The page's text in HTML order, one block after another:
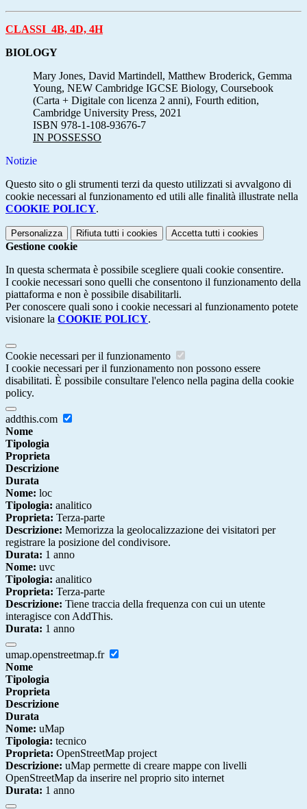
CLASSI 4B, 4D, 4H
BIOLOGY
Mary Jones, David Martindell, Matthew Broderick, Gemma
Young, NEW Cambridge IGCSE Biology, Coursebook
(Carta + Digitale con licenza 2 anni), Fourth edition,
Cambridge University Press, 2021
ISBN 978-1-108-93676-7
IN POSSESSO
Notizie
Questo sito o gli strumenti terzi da questo utilizzati si avvalgono di
cookie necessari al funzionamento ed utili alle finalità illustrate nella
COOKIE POLICY.
Personalizza Rifiuta tutti i cookies Accetta tutti i cookies
Gestione cookie
In questa schermata è possibile scegliere quali cookie consentire.
I cookie necessari sono quelli che consentono il funzionamento della
piattaforma e non è possibile disabilitarli.
Per conoscere quali sono i cookie necessari al funzionamento potete
visionare la COOKIE POLICY.
Cookie necessari per il funzionamento
I cookie necessari per il funzionamento non possono essere
disabilitati. È possibile consultare l'elenco nella pagina della cookie
policy.
addthis.com
Nome
Tipologia
Proprieta
Descrizione
Durata
Nome: loc
Tipologia: analitico
Proprieta: Terza-parte
Descrizione: Memorizza la geolocalizzazione dei visitatori per
registrare la posizione del condivisore.
Durata: 1 anno
Nome: uvc
Tipologia: analitico
Proprieta: Terza-parte
Descrizione: Tiene traccia della frequenza con cui un utente
interagisce con AddThis.
Durata: 1 anno
umap.openstreetmap.fr
Nome
Tipologia
Proprieta
Descrizione
Durata
Nome: uMap
Tipologia: tecnico
Proprieta: OpenStreetMap project
Descrizione: uMap permette di creare mappe con livelli
OpenStreetMap da inserire nel proprio sito internet
Durata: 1 anno